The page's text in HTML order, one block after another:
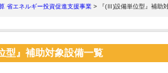
省エネルギー投資促進支援事業 > 『(Ⅲ)設備単位型』補助
型』補助対象設備一覧